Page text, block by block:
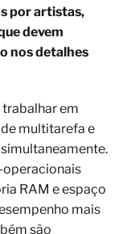
por artistas,
devem
nos detalhes
trabalhar em
multitarefa e
operacionais
RAM e espaço
mais
são